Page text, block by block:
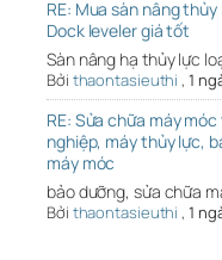
RE: Mua sàn nâng
Dock leveler giá tốt
Sàn nâng hạ thủy lực
Bởi thaontasieuthi , 1
RE: Sửa chữa máy
nghiệp, máy thủy lực,
máy móc
bảo dưỡng, sửa chữa
Bởi thaontasieuthi , 1